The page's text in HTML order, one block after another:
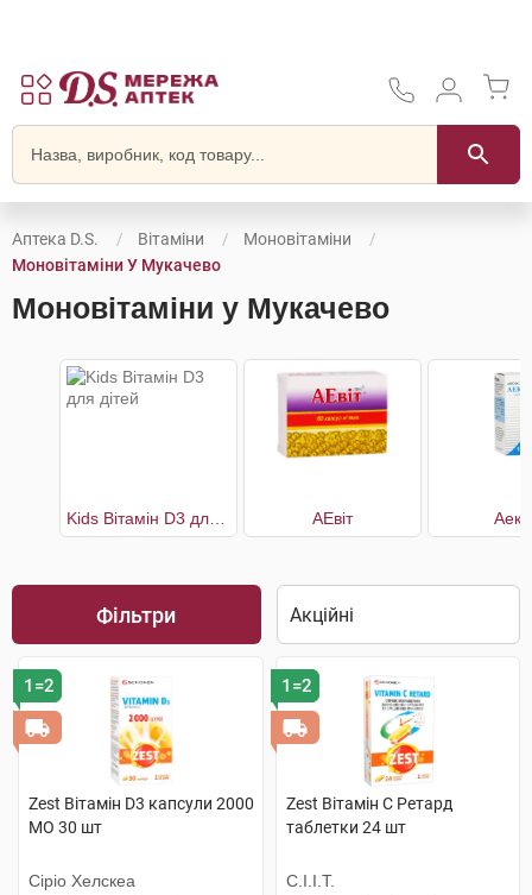
Аптека D.S. Вітаміни
Моновітаміни
Моновітаміни У Мукачево
Моновітаміни у Мукачево
АЕвіт
Фільтри
1=2
Zest Вітамін D3 капсули 2000
МО 30 шт
Сіріо Хелскеа
1=2
Zest Вітамін C Ретард
таблетки 24 шт
С.І.І.Т.